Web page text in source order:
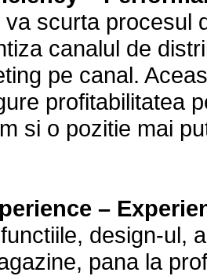
va scurta procesul
canalul de
pe canal.
profitabilitatea
si o pozitie mai
–
design-ul,
pana la